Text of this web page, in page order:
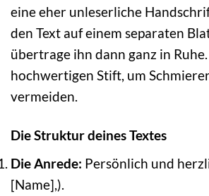
eine eher unleserliche
den Text auf einem separaten
übertrage ihn dann ganz in
hochwertigen Stift, um
vermeiden.
Die Struktur deines Textes
Die Anrede: Persönlich und
[Name],).